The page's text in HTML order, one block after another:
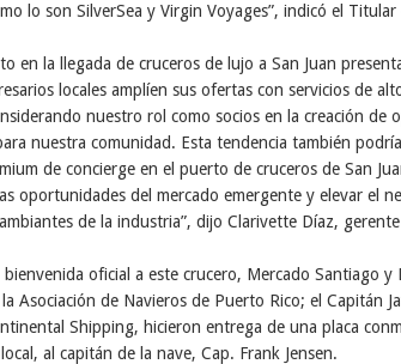
lo son SilverSea y Virgin Voyages”, indicó el
en la llegada de cruceros de lujo a San Juan
locales amplíen sus ofertas con servicios de
nuestro rol como socios en la creación de
nuestra comunidad. Esta tendencia también
de concierge en el puerto de cruceros de San
oportunidades del mercado emergente y elevar el
de la industria”, dijo Clarivette Díaz, gerente
bienvenida oficial a este crucero, Mercado Santiago y
Asociación de Navieros de Puerto Rico; el Capitán
Shipping, hicieron entrega de una placa
local, al capitán de la nave, Cap. Frank